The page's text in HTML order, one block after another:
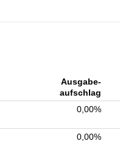
Ausgabe-
aufschlag
0,00%
0,00%